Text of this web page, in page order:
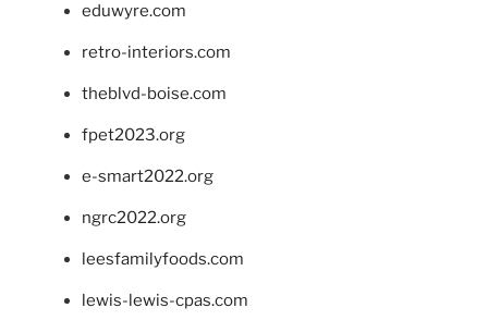
eduwyre.com
retro-interiors.com
theblvd-boise.com
fpet2023.org
e-smart2022.org
ngrc2022.org
leesfamilyfoods.com
lewis-lewis-cpas.com